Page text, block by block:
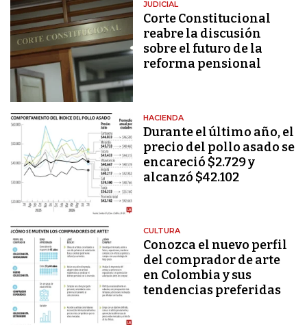
JUDICIAL
Corte Constitucional
reabre la discusión
sobre el futuro de la
reforma pensional
HACIENDA
Durante el último año, el
precio del pollo asado se
encareció $2.729 y
alcanzó $42.102
CULTURA
Conozca el nuevo perfil
del comprador de arte
en Colombia y sus
tendencias preferidas